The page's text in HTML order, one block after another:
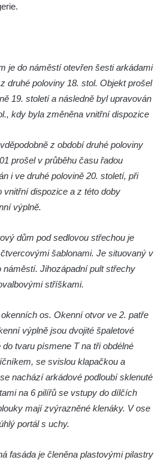
1127/1 a 1127/25 v
škola Tyršova)
náměstí v
náměstí v
náměstí v
náměstí v
náměstí v
je do náměstí otevřen šesti arkádami
druhé poloviny 18. stol. Objekt prošel
19. století a následně byl upravován
kdy byla změněna vnitřní dispozice
z období druhé poloviny
prošel v průběhu času řadou
i ve druhé polovině 20. století, při
vnitřní dispozice a z této doby
výplně.
dům pod sedlovou střechou je
šablonami. Je situovaný v
Jihozápadní pult střechy
stříškami.
os. Okenní otvor ve 2. patře
výplně jsou dvojité špaletové
tvaru písmene T na tři obdélné
se svislou klapačkou a
nachází arkádové podloubí sklenuté
na 6 pilířů se vstupy do dílčích
mají zvýrazněné klenáky. V ose
portál s uchy.
fasáda je členěna plastovými pilastry